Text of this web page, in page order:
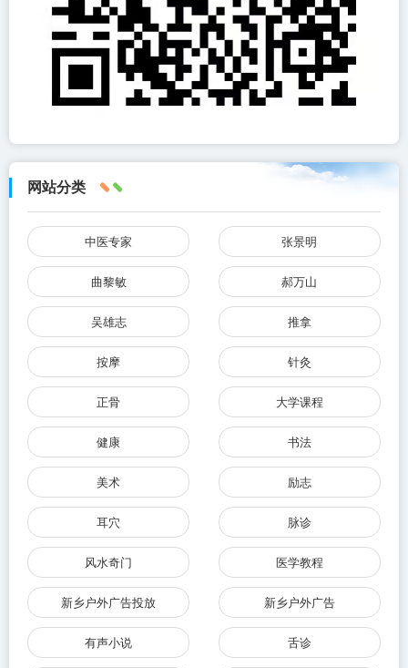
网站分类
中医专家 张景明
曲黎敏 郝万山
吴雄志 推拿
按摩 针灸
正骨 大学课程
健康 书法
美术 励志
耳穴 脉诊
风水奇门 医学教程
新乡户外广告投放 新乡户外广告
有声小说 舌诊